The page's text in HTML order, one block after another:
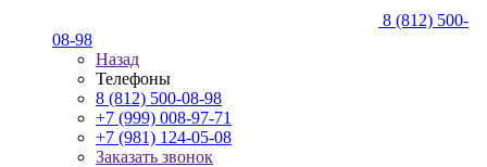
8 (812) 500-
08-98
Назад
Телефоны
8 (812) 500-08-98
+7 (999) 008-97-71
+7 (981) 124-05-08
Заказать звонок